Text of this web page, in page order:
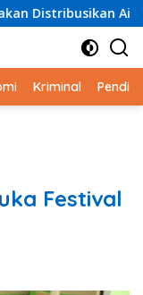
Bersih Gratis
Kriminal
Festival